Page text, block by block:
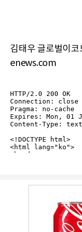
김태우 글로벌이
enews.com